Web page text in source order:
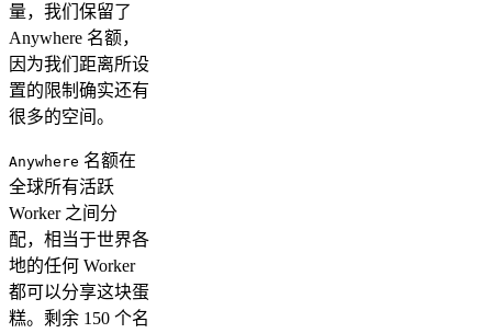
量，我们保留了
Anywhere 名额，
因为我们距离所设
置的限制确实还有
很多的空间。
Anywhere 名额在
全球所有活跃
Worker 之间分
配，相当于世界各
地的任何 Worker
都可以分享这块蛋
糕。剩余 150 个名